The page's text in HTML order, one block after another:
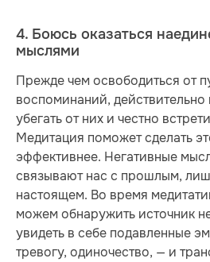
4. Боюсь оказаться
мыслями
Прежде чем освободиться от
воспоминаний, действительно
убегать от них и честно
Медитация поможет сделать
эффективнее. Негативные
связывают нас с прошлым,
настоящем. Во время
можем обнаружить источник
увидеть в себе подавленные
тревогу, одиночество, — и